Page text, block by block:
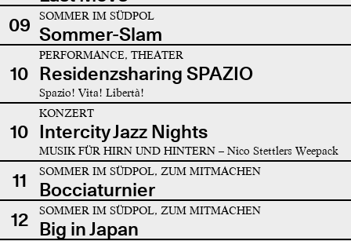
09
SOMMER IM SÜDPOL
Sommer-Slam
10
PERFORMANCE, THEATER
Residenzsharing SPAZIO
Spazio! Vita! Libertà!
10
KONZERT
Intercity Jazz Nights
MUSIK FÜR HIRN UND HINTERN – Nico Stettlers Weepack
11 SOMMER IM SÜDPOL, ZUM MITMACHEN
Bocciaturnier
12
SOMMER IM SÜDPOL, ZUM MITMACHEN
Big in Japan